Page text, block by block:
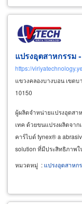
แปรงอุตสาหกรรม
https://
แขวงคลองบางบอน เขต
10150
ผู้ผลิตจำหน่ายแปรงอุตสา
เทค ด้วยขนแปรงผลิตจาก
คาร์ไบด์ tynex® a
solution ที่มีประสิทธิภาพ
ผิวโลหะ ขัดสนิมเหล็ก-ส
ความยืดหยุนเข้าตามรูป
ตามส่วนโค้งส่วนเว้าของ
หมวดหมู่ : แปรงอุตสาหก